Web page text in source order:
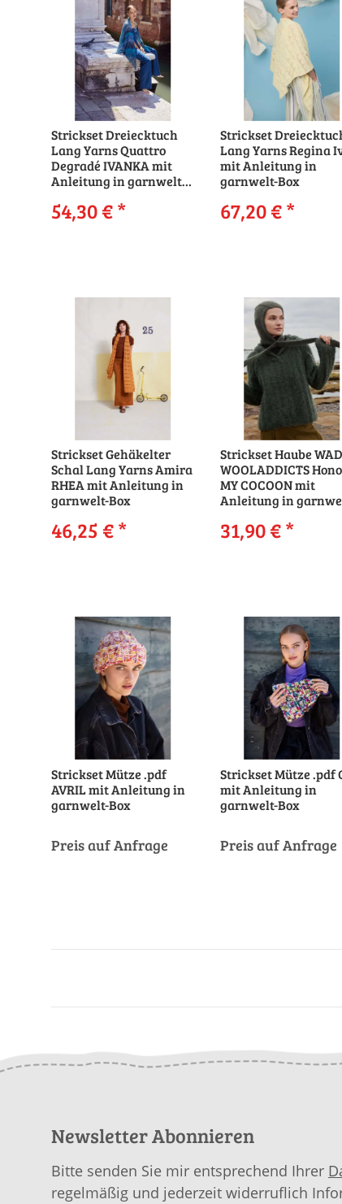
Strickset Dreiecktuch
Lang Yarns Quattro
Degradé IVANKA mit
Anleitung in garnwelt-
54,30 €*
Strickset
Lang Yarns Regina
mit Anleitung in
garnwelt-Box
67,20 €*
Strickset Gehäkelter
Schal Lang Yarns Amira
RHEA mit Anleitung in
garnwelt-Box
46,25 €*
Strickset Haube WAD
WOOLADDICTS
MY COCOON mit
Anleitung in
31,90 €*
Strickset Mütze .pdf
AVRIL mit Anleitung in
garnwelt-Box
Preis auf Anfrage
Strickset Mütze .pdf
mit Anleitung in
garnwelt-Box
Preis auf Anfrage
Newsletter Abonnieren
Bitte senden Sie mir entsprechend Ihrer
regelmäßig und jederzeit widerruflich